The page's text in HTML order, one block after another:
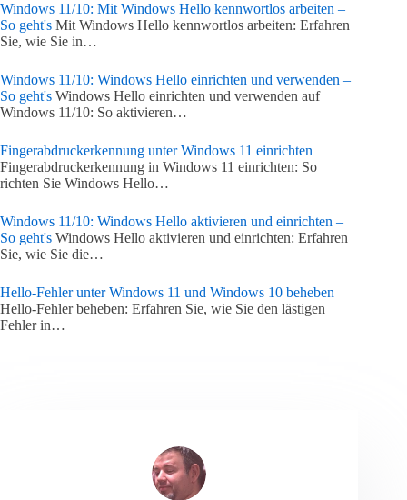
Windows 11/10: Mit Windows Hello kennwortlos arbeiten –
So geht's Mit Windows Hello kennwortlos arbeiten: Erfahren
Sie, wie Sie in…
Windows 11/10: Windows Hello einrichten und verwenden –
So geht's Windows Hello einrichten und verwenden auf
Windows 11/10: So aktivieren…
Fingerabdruckerkennung unter Windows 11 einrichten
Fingerabdruckerkennung in Windows 11 einrichten: So
richten Sie Windows Hello…
Windows 11/10: Windows Hello aktivieren und einrichten –
So geht's Windows Hello aktivieren und einrichten: Erfahren
Sie, wie Sie die…
Hello-Fehler unter Windows 11 und Windows 10 beheben
Hello-Fehler beheben: Erfahren Sie, wie Sie den lästigen
Fehler in…